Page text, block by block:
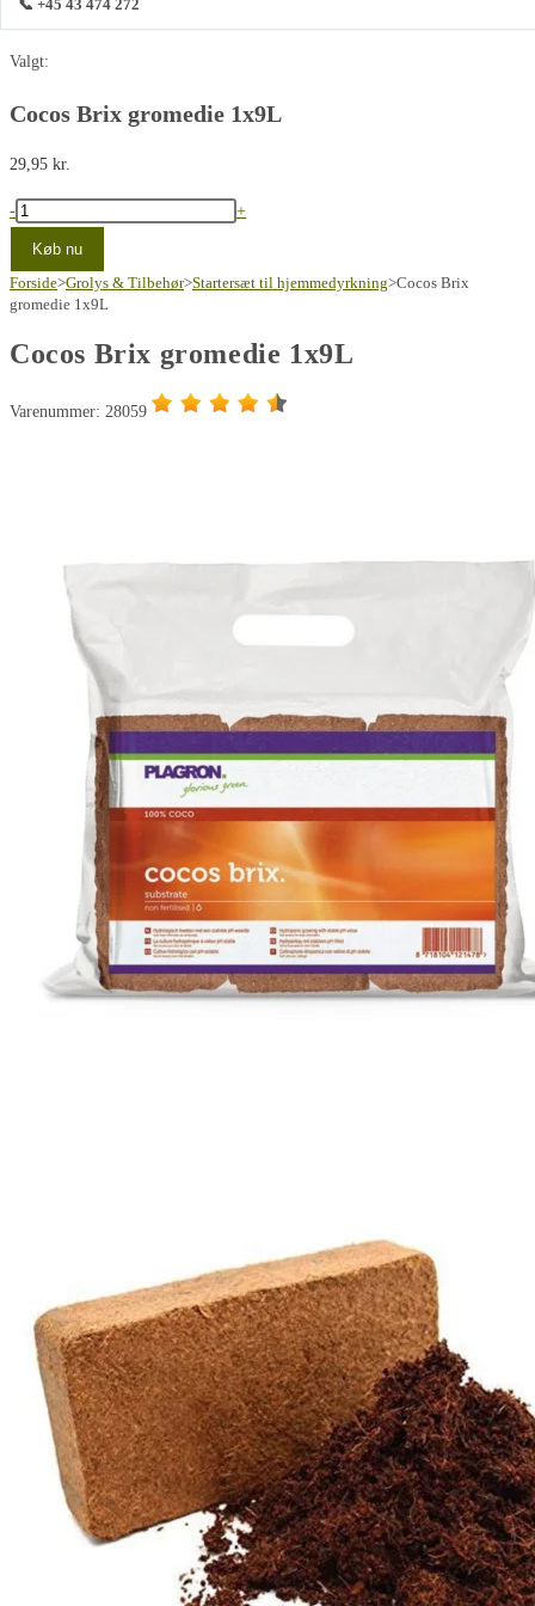
📞 +45 43 474 272
Valgt:
Cocos Brix gromedie 1x9L
29,95 kr.
Cocos
Brix
gromedie
1x9L
- +
Køb nu
Forside>Grolys & Tilbehør>Startersæt til hjemmedyrkning>Cocos Brix
gromedie 1x9L
Cocos Brix gromedie 1x9L
Varenummer: 28059